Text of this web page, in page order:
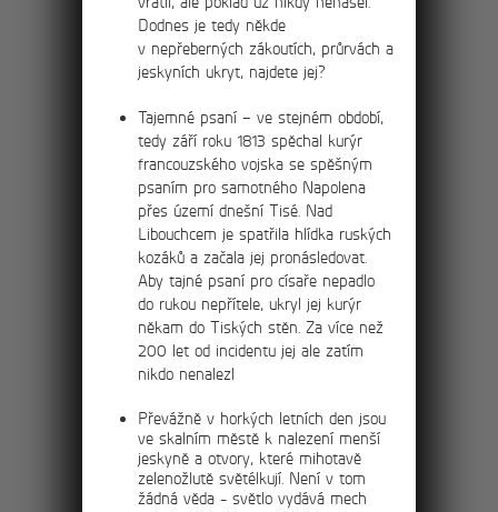
ostrovského údolí
Přímo od hotelu překonáte převýšení 110
metrů na náhorní plošinu Nad Ostrovem,
Na Dogu východním
hřebenem Tiských
stěn
Výlet pro zdatné turisty jak po fyzické,
tak orientační stránce. Krása výletu je
znají pouze místní a horolezci.
Dodnes je tedy někde
v nepřeberných zákoutích, průrvách a
jeskyních ukryt, najdete jej?
Tajemné psaní – ve stejném období,
tedy září roku 1813 spěchal kurýr
francouzského vojska se spěšným
psaním pro samotného Napolena
přes území dnešní Tisé. Nad
Libouchcem je spatřila hlídka ruských
kozáků a začala jej pronásledovat.
Aby tajné psaní pro císaře nepadlo
do rukou nepřítele, ukryl jej kurýr
někam do Tiských stěn. Za více než
200 let od incidentu jej ale zatím
nikdo nenalezl
Převážně v horkých letních den jsou
ve skalním městě k nalezení menší
jeskyně a otvory, které mihotavě
zelenožlutě světélkují. Není v tom
žádná věda - světlo vydává mech